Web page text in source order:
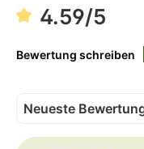
e
f
b
4.59/5
Bewertung schreiben